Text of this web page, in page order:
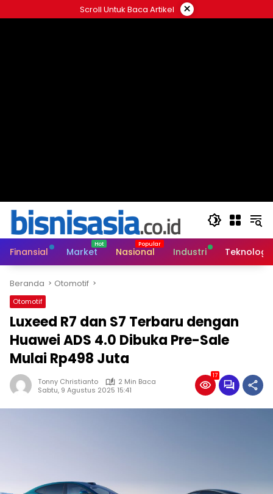
ke
Scroll Untuk Baca Artikel ×
Finansial Market Nasional Industri Teknologi
Beranda Otomotif
Otomotif
Luxeed R7 dan S7 Terbaru dengan
Huawei ADS 4.0 Dibuka Pre-Sale
Mulai Rp498 Juta
Tonny Christianto
2 Min Baca
Sabtu, 9 Agustus 2025 15:41
17